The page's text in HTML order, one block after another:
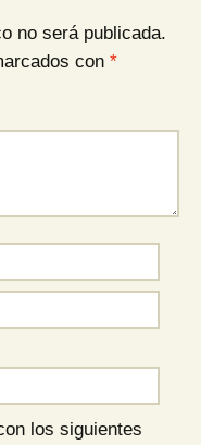
no será publicada.
con *
los siguientes